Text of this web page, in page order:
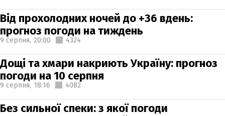
Від прохолодних ночей до +36 вдень:
прогноз погоди на тиждень
9 серпня, 20:00 4324
Дощі та хмари накриють Україну: прогноз
погоди на 10 серпня
9 серпня, 18:16 4082
Без сильної спеки: з якої погоди